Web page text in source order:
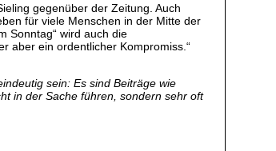
gegenüber der Zeitung. Auch
für viele Menschen in der Mitte der
Sonntag“ wird auch die
aber ein ordentlicher Kompromiss.“
sein: Es sind Beiträge wie
in der Sache führen, sondern sehr oft